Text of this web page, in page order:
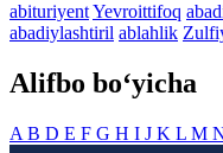
abituriyentYevroittifoq
abadiylashtiril ablahlik
Alifbo bo‘yicha
A B D E F G H I J K L M